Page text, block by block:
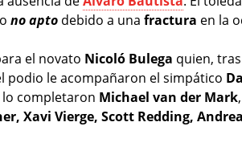
no apto debido a una fractura en la
el novato Nicoló Bulega quien,
podio le acompañaron el simpático
lo completaron Michael van der Mark,
Xavi Vierge, Scott Redding, Andrea